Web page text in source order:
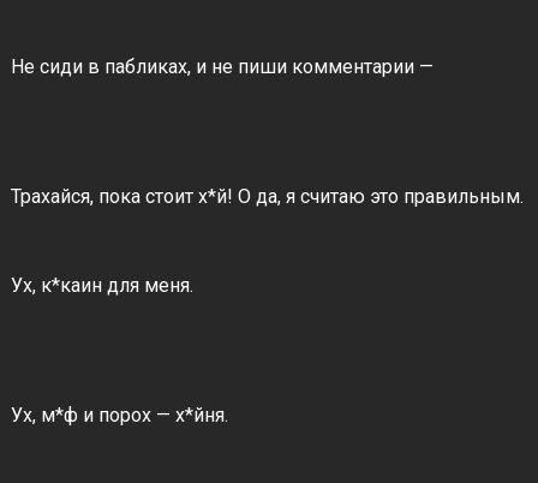
Не сиди в пабликах, и не пиши комментарии —
Трахайся, пока стоит х*й! О да, я считаю это правильным.
Ух, к*каин для меня.
Ух, м*ф и порох — х*йня.